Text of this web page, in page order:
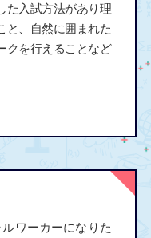
た入試方法があり理
と、自然に囲まれた
クを行えることなど
ワーカーになりた